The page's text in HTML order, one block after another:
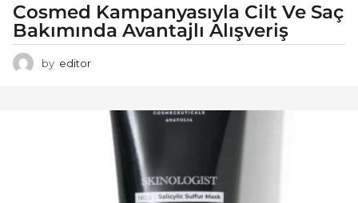
Cosmed Kampanyasıyla Cilt Ve Saç
Bakımında Avantajlı Alışveriş
by editor